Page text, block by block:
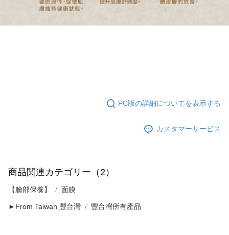
PC版の詳細についてを表示する
カスタマーサービス
商品関連カテゴリー（2）
【臉部保養】 面膜
►From Taiwan 豐台灣 豐台灣所有產品